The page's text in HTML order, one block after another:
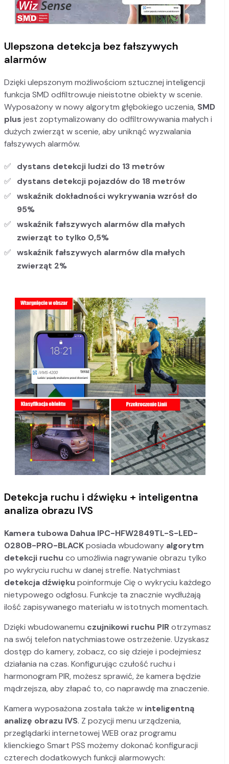
Ulepszona detekcja bez fałszywych
alarmów
Dzięki ulepszonym możliwościom sztucznej inteligencji
funkcja SMD odfiltrowuje nieistotne obiekty w scenie.
Wyposażony w nowy algorytm głębokiego uczenia, SMD
plus jest zoptymalizowany do odfiltrowywania małych i
dużych zwierząt w scenie, aby uniknąć wyzwalania
fałszywych alarmów.
dystans detekcji ludzi do 13 metrów
dystans detekcji pojazdów do 18 metrów
wskaźnik dokładności wykrywania wzrósł do
95%
wskaźnik fałszywych alarmów dla małych
zwierząt to tylko 0,5%
wskaźnik fałszywych alarmów dla małych
zwierząt 2%
Detekcja ruchu i dźwięku + inteligentna
analiza obrazu IVS
Kamera tubowa Dahua IPC-HFW2849TL-S-LED-
0280B-PRO-BLACKposiada wbudowany algorytm
detekcji ruchu co umożliwia nagrywanie obrazu tylko
po wykryciu ruchu w danej strefie. Natychmiast
detekcja dźwięku poinformuje Cię o wykryciu każdego
nietypowego odgłosu. Funkcje ta znacznie wydłużają
ilość zapisywanego materiału w istotnych momentach.
Dzięki wbudowanemu czujnikowi ruchu PIRotrzymasz
na swój telefon natychmiastowe ostrzeżenie. Uzyskasz
dostęp do kamery, zobacz, co się dzieje i podejmiesz
działania na czas. Konfigurując czułość ruchu i
harmonogram PIR, możesz sprawić, że kamera będzie
mądrzejsza, aby złapać to, co naprawdę ma znaczenie.
Kamera wyposażona została także w inteligentną
analizę obrazu IVS. Z pozycji menu urządzenia,
przeglądarki internetowej WEB oraz programu
klienckiego Smart PSS możemy dokonać konfiguracji
czterech dodatkowych funkcji alarmowych: